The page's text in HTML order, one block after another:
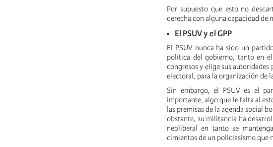
Por supuesto que esto no
derecha con alguna capacidad de
El PSUV y el GPP
El PSUV nunca ha sido un
política del gobierno, tanto en
congresos y elige sus
electoral, para la organización de
Sin embargo, el PSUV es el
importante, algo que le falta al
las premisas de la agenda social
obstante, su militancia ha
neoliberal en tanto se
cimientos de un policlasismo que